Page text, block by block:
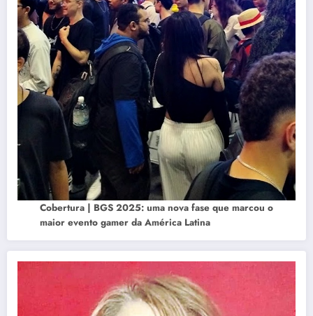
Cobertura | BGS 2025: uma nova fase que marcou o
maior evento gamer da América Latina